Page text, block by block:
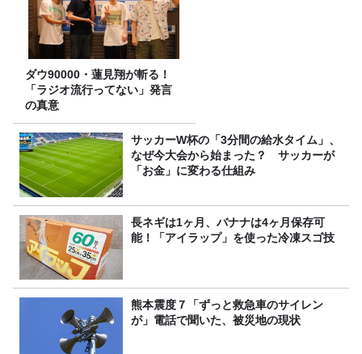
ダウ90000・蓮見翔が斬る！
「ラジオ流行ってない」発言
の真意
サッカーW杯の「3分間の給水タイム」、
なぜ今大会から始まった？ サッカーが
「お金」に変わる仕組み
長ネギは1ヶ月、バナナは4ヶ月保存可
能！「アイラップ」を使った冷凍スゴ技
熊本震度７「ずっと救急車のサイレン
が」電話で聞いた、被災地の現状